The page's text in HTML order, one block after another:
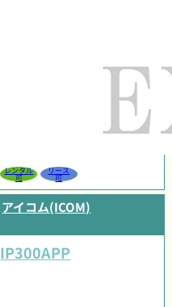
レンタル
可
リース
可
アイコム(ICOM)
IP300APP